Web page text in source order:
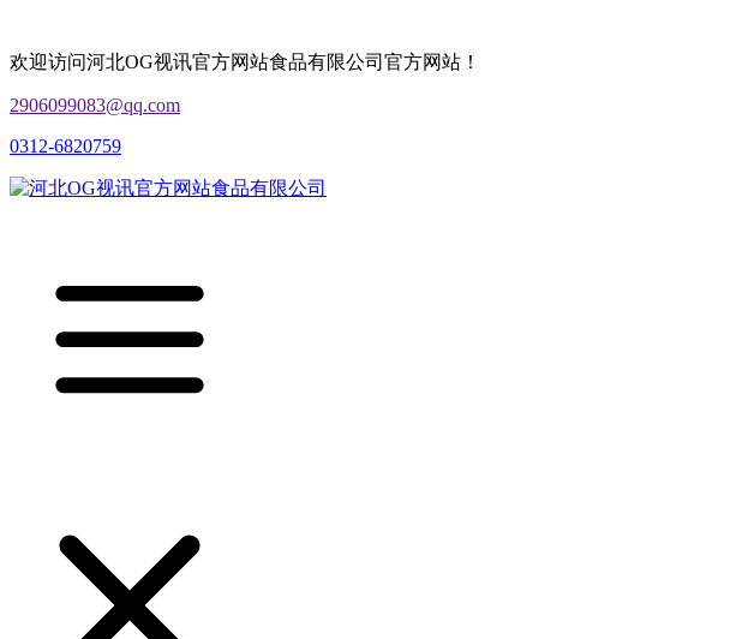
欢迎访问河北OG视讯官方网站食品有限公司官方网站！
2906099083@qq.com
0312-6820759